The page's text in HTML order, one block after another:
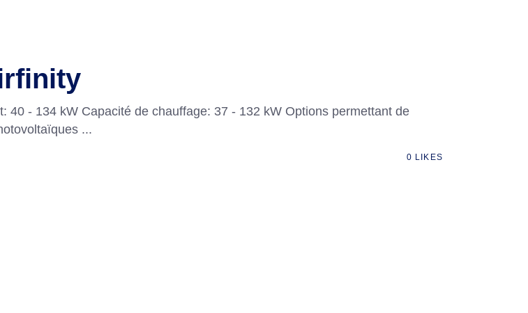
40 - 134 kW Capacité de chauffage: 37 - 132 kW Options permettant de
0 LIKES